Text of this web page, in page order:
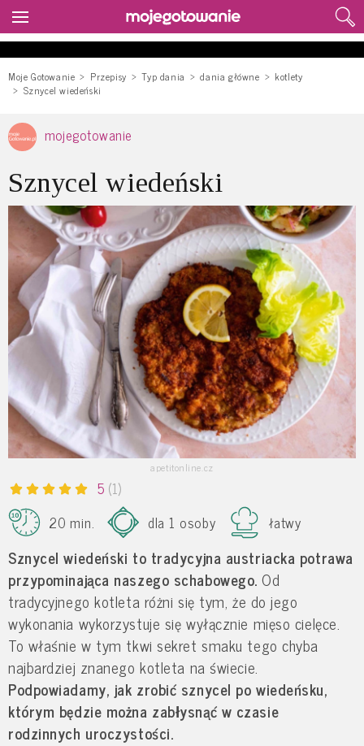
Moje Gotowanie Przepisy Typ dania dania główne
kotlety
Sznycel wiedeński
mojegotowanie
Sznycel wiedeński
apetitonline.cz
5 (1)
20 min.
dla 1 osoby łatwy
Sznycel wiedeński to tradycyjna austriacka potrawa
przypominająca naszego schabowego. Od
tradycyjnego kotleta różni się tym, że do jego
wykonania wykorzystuje się wyłącznie mięso cielęce.
To właśnie w tym tkwi sekret smaku tego chyba
najbardziej znanego kotleta na świecie.
Podpowiadamy, jak zrobić sznycel po wiedeńsku,
którym będzie można zabłysnąć w czasie
rodzinnych uroczystości.